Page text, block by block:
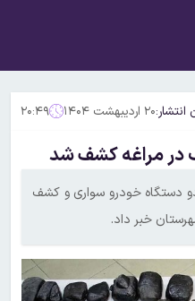
انتشار:۲۰ اردیبهشت ۱۴۰۴ ۲۰:۴۹
دو دستگاه خودرو سواری و کشف